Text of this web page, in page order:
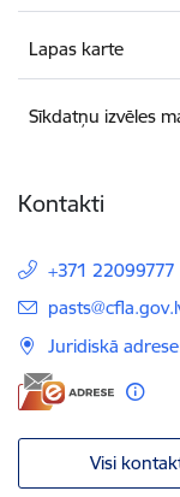
Lapas karte
Sīkdatņu izvēles
Kontakti
+371 22099777
E-pasts:
Juridiskā
Visi